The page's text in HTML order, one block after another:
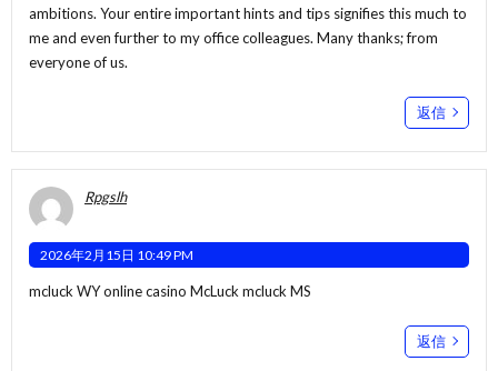
ambitions. Your entire important hints and tips signifies this much to
me and even further to my office colleagues. Many thanks; from
everyone of us.
返信
Rpgslh
2026年2月15日 10:49 PM
mcluck WYonline casino McLuck mcluck MS
返信